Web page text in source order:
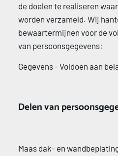
de doelen te realiseren
worden verzameld. Wij
bewaartermijnen voor de
van persoonsgegevens:
Gegevens - Voldoen aan
Delen van
Maas dak- en